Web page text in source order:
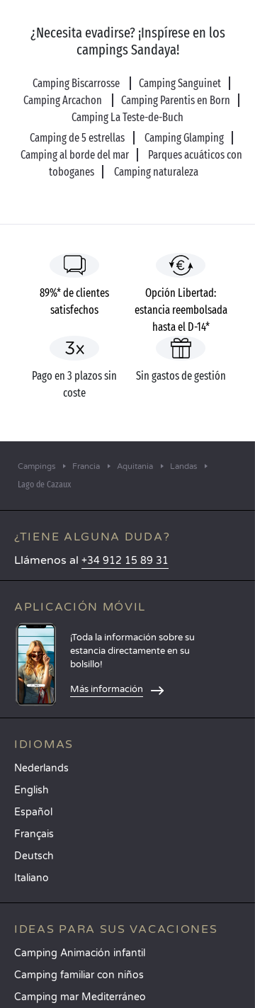
Y para aprovechar al máximo el entorno natural,
¡súbase a una bicicleta y recorra la ruta ciclable que
durante sus vacaciones.
¿Necesita evadirse? ¡Inspírese en los
campings Sandaya!
Camping Biscarrosse
Camping Sanguinet
Camping Arcachon
Camping Parentis en Born
Camping La Teste-de-Buch
Camping de 5 estrellas
Camping Glamping
Camping al borde del mar
Parques acuáticos con
toboganes
Camping naturaleza
89%* de clientes
satisfechos
Opción Libertad:
estancia reembolsada
hasta el D-14*
Pago en 3 plazos sin
coste
Sin gastos de gestión
Campings Francia Aquitania Landas
Lago de Cazaux
¿TIENE ALGUNA DUDA?
Llámenos al +34 912 15 89 31
APLICACIÓN MÓVIL
¡Toda la información sobre su
estancia directamente en su
bolsillo!
Más información
IDIOMAS
Nederlands
English
Español
Français
Deutsch
Italiano
IDEAS PARA SUS VACACIONES
Camping Animación infantil
Camping familiar con niños
Camping mar Mediterráneo